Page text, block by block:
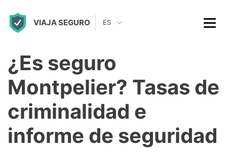
VIAJA SEGURO ES
¿Es seguro
Montpelier? Tasas de
criminalidad e
informe de seguridad